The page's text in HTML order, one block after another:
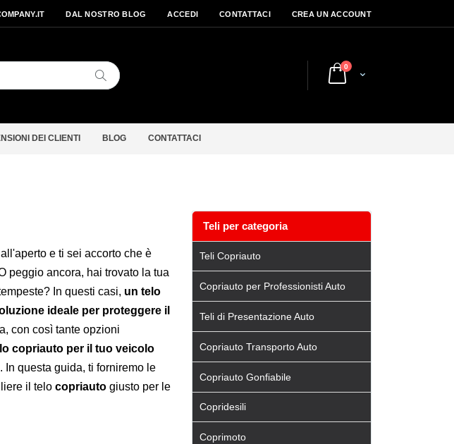
DAL NOSTRO BLOG ACCEDI CONTATTACI CREA UN ACCOUNT
Cart
0elementi
Cerca
DEI CLIENTI BLOG CONTATTACI
e ti sei accorto che è
peggio ancora, hai trovato la tua
In questi casi, un telo
ideale per proteggere il
con così tante opzioni
copriauto per il tuo veicolo
. In questa guida, ti forniremo le
il telo copriauto giusto per le
Teli per categoria
Teli Copriauto
Copriauto per Professionisti Auto
Teli di Presentazione Auto
Copriauto Transporto Auto
Copriauto Gonfiabile
Copridesili
Coprimoto